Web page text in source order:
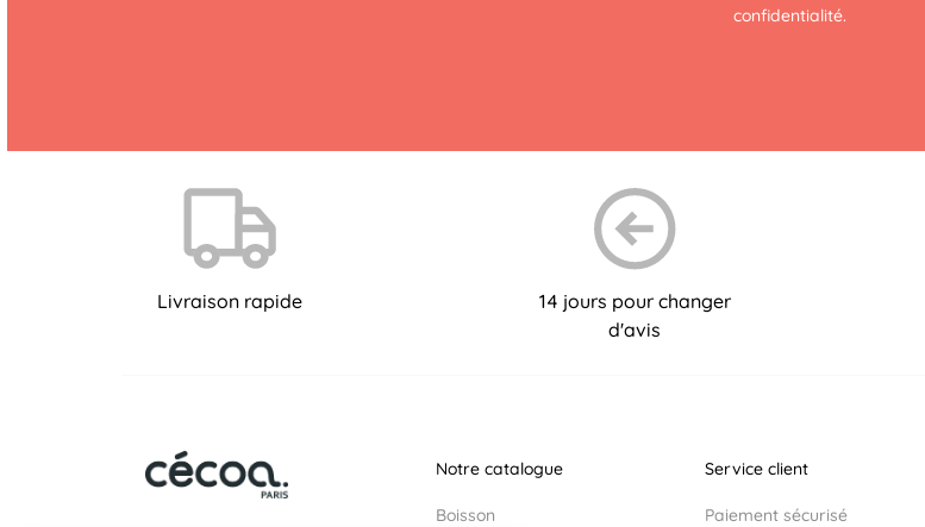
confidentialité.
Livraison rapide
14 jours pour changer
d'avis
Notre catalogue
Boisson
Service client
Paiement sécurisé